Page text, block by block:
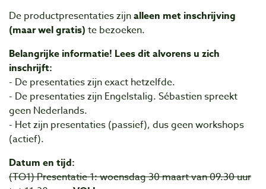
De productpresentaties zijnalleen met inschrijving
(maar wel gratis) te bezoeken.
Belangrijke informatie! Lees dit alvorens u zich
inschrijft:
- De presentaties zijn exact hetzelfde.
- De presentaties zijn Engelstalig. Sébastien spreekt
geen Nederlands.
- Het zijn presentaties (passief), dus geen workshops
(actief).
Datum en tijd:
(TO1) Presentatie 1:woensdag 30 maart van 09.30 uur